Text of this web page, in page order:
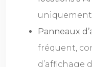
uniquement
Panneaux
fréquent,
d’affichage